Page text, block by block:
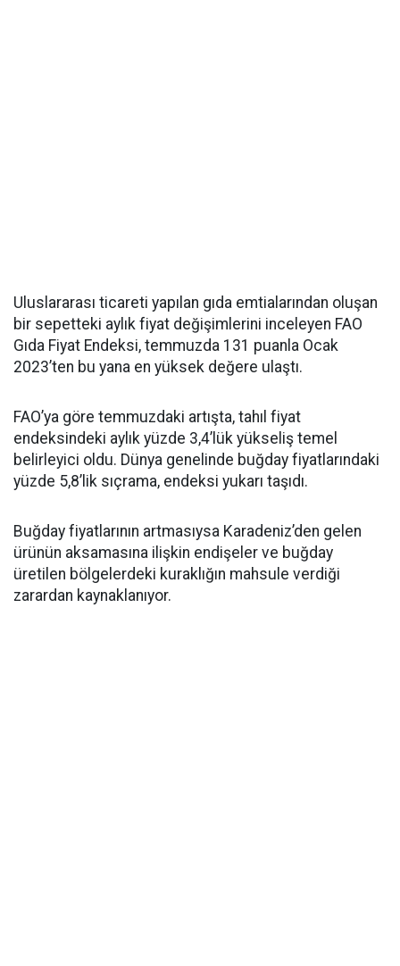
Uluslararası ticareti yapılan gıda emtialarından oluşan
bir sepetteki aylık fiyat değişimlerini inceleyen FAO
Gıda Fiyat Endeksi, temmuzda 131 puanla Ocak
2023’ten bu yana en yüksek değere ulaştı.
FAO’ya göre temmuzdaki artışta, tahıl fiyat
endeksindeki aylık yüzde 3,4’lük yükseliş temel
belirleyici oldu. Dünya genelinde buğday fiyatlarındaki
yüzde 5,8’lik sıçrama, endeksi yukarı taşıdı.
Buğday fiyatlarının artmasıysa Karadeniz’den gelen
ürünün aksamasına ilişkin endişeler ve buğday
üretilen bölgelerdeki kuraklığın mahsule verdiği
zarardan kaynaklanıyor.